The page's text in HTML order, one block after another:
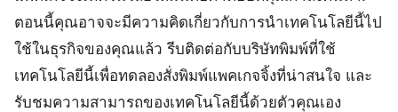
ตอนนี้คุณอาจจะมีความคิดเกี่ยวกับการนำเทคโนโลยีนี้ไป
ใช้ในธุรกิจของคุณแล้ว รีบติดต่อกับบริษัทพิมพ์ที่ใช้
เทคโนโลยีนี้เพื่อทดลองสั่งพิมพ์แพคเกจจิ้งที่น่าสนใจ และ
รับชมความสามารถของเทคโนโลยีนี้ด้วยตัวคุณเอง